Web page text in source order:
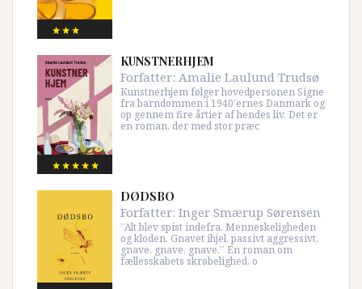
KUNSTNERHJEM
Forfatter: Amalie Laulund Trudsø
Kunstnerhjem følger hovedpersonen Signe
fra barndommen i 1940’ernes Danmark og
op gennem fire årtier af hendes liv. Det er
en roman, der med stor præc
DØDSBO
Forfatter: Inger Smærup Sørensen
”Alt blev spist indefra. Menneskeligheden
og kloden. Gnavet ihjel, passivt aggressivt,
gnave, gnave, gnave.” En roman om
fællesskabets skrøbelighed, o